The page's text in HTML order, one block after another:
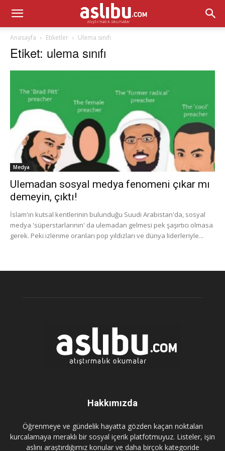
Anasayfa Etiketler Ulema sınıfı
Etiket: ulema sınıfı
Medya
Ulemadan sosyal medya fenomeni çıkar mı
demeyin, çıktı!
İslam'ın kutsal kentlerinin bulunduğu Suudi Arabistan'da, sosyal
medya 'süperstarlarının' da ulemadan gelmesi pek şaşırtıcı olmasa
gerek. Peki izlenme oranları pop yıldızları ve dünya liderleriyle...
Hakkımızda
Öğrenmeye ve gündelik hayatta gözden kaçan noktaları
kurcalamaya meraklı bir sosyal içerik platfotmuyuz. Listeler, işin
aslını araştırdığımız konular ve daha birçok kategoride